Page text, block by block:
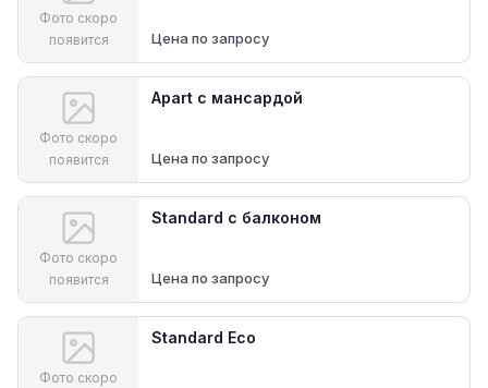
Фото скоро
появится
Цена по запросу
Фото скоро
появится
Apart с мансардой
Цена по запросу
Фото скоро
появится
Standard с балконом
Цена по запросу
Фото скоро
Standard Eco